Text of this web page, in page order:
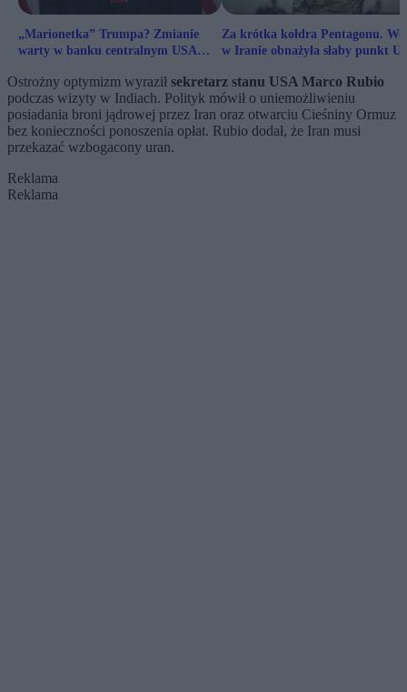
„Marionetka” Trumpa? Zmianie
warty w banku centralnym USA
Za krótka kołdra Pentagonu.
w Iranie obnażyła słaby punkt
Ostrożny optymizm wyraził sekretarz stanu USA Marco Rubio
podczas wizyty w Indiach. Polityk mówił o uniemożliwieniu
posiadania broni jądrowej przez Iran oraz otwarciu Cieśniny Ormuz
bez konieczności ponoszenia opłat. Rubio dodał, że Iran musi
przekazać wzbogacony uran.
Reklama
Reklama